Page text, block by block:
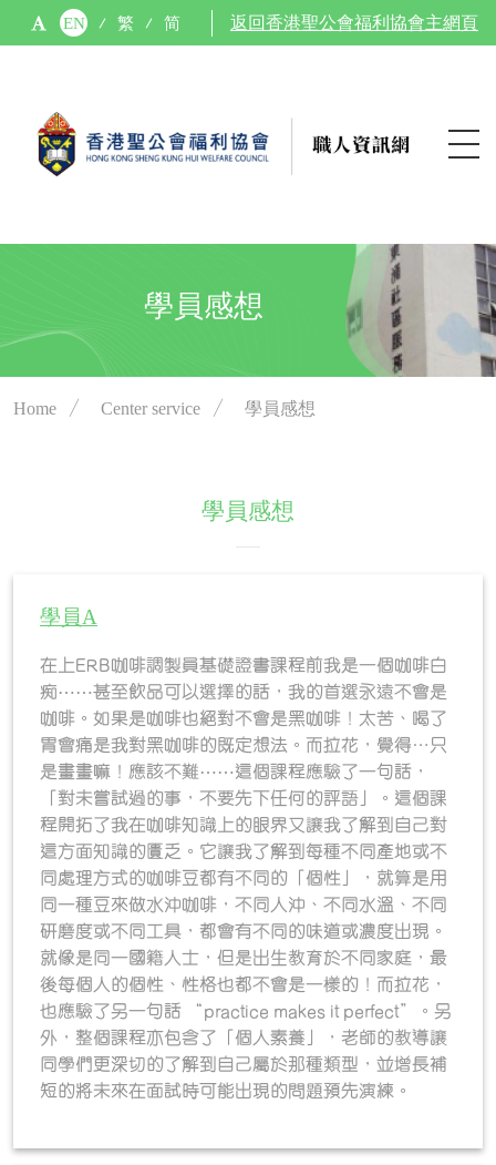
EN 繁 简 返回香港聖公會福利協會主網頁
學員感想
Home ／ Center service ／ 學員感想
學員感想
學員A
在上ERB咖啡調製員基礎證書課程前我是一個咖啡白
痴⋯⋯甚至飲品可以選擇的話，我的首選永遠不會是
咖啡。如果是咖啡也絕對不會是黑咖啡！太苦、喝了
胃會痛是我對黑咖啡的既定想法。而拉花，覺得…只
是畫畫嘛！應該不難⋯⋯這個課程應驗了一句話，
「對未嘗試過的事，不要先下任何的評語」。這個課
程開拓了我在咖啡知識上的眼界又讓我了解到自己對
這方面知識的匱乏。它讓我了解到每種不同產地或不
同處理方式的咖啡豆都有不同的「個性」，就算是用
同一種豆來做水沖咖啡，不同人沖、不同水溫、不同
研磨度或不同工具，都會有不同的味道或濃度出現。
就像是同一國籍人士，但是出生教育於不同家庭，最
後每個人的個性、性格也都不會是一樣的！而拉花，
也應驗了另一句話 “practice makes it perfect”。另
外，整個課程亦包含了「個人素養」，老師的教導讓
同學們更深切的了解到自己屬於那種類型，並增長補
短的將未來在面試時可能出現的問題預先演練。